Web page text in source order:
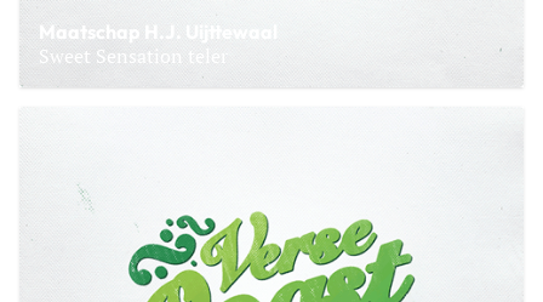
Maatschap H.J. Uijttewaal
Sweet Sensation teler